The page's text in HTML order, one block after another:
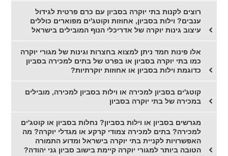
רוצים לקנות בתי יוקרה בסביון עם כרם פרטית לגידול
ענבים? וילות בסביון, אחוזות וקוטג'ים מפוארים כוללים
עיצוב גינות יוקרה של אדריכלי הנוף המובילים בישראל
אלו פינות חמד ניתן למצוא בחצרות וגינות של מגורי יוקרה
כמו בתי יוקרה בסביון או בפרט של בתים למכירה בסביון
כדוגמת וילות בסביון או אחוזות יוקרתיות?
קוטג'ים בסביון למכירה או וילות בסביון למכירה, מובילים
במכירה של בתי יוקרה בסביון
מגרשים בסביון או וילות בסביון? נחלות בסביון או קוטג'ים
למכירה? בתים למכירה צמודי קרקע או מגדלי יוקרה? מה
האפשרויות לקניית בתי יוקרה בישראל ומדוע התמורה
הטובה ביותר למגורי יוקרה קיימת בישוב סביון גני יהודה?